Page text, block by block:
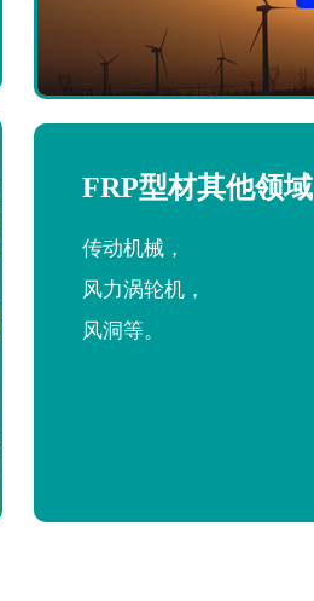
FRP型材其他领域
传动机械，
风力涡轮机，
风洞等。